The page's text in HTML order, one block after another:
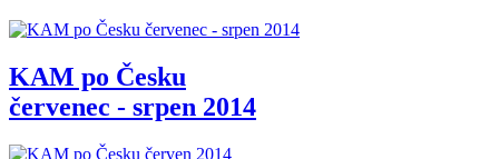
KAM po Česku
červenec - srpen 2014